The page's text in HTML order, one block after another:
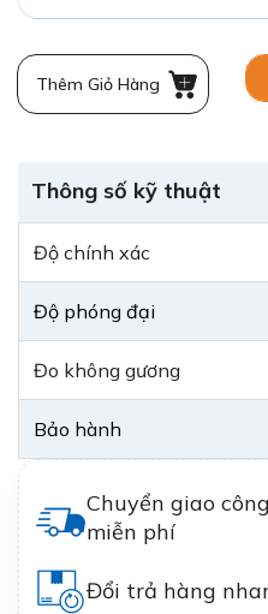
Thêm Giỏ Hàng
Thông số kỹ thuật
Độ chính xác
Độ phóng đại
Đo không gương
Bảo hành
Chuyển giao
miễn phí
Đổi trả hàng